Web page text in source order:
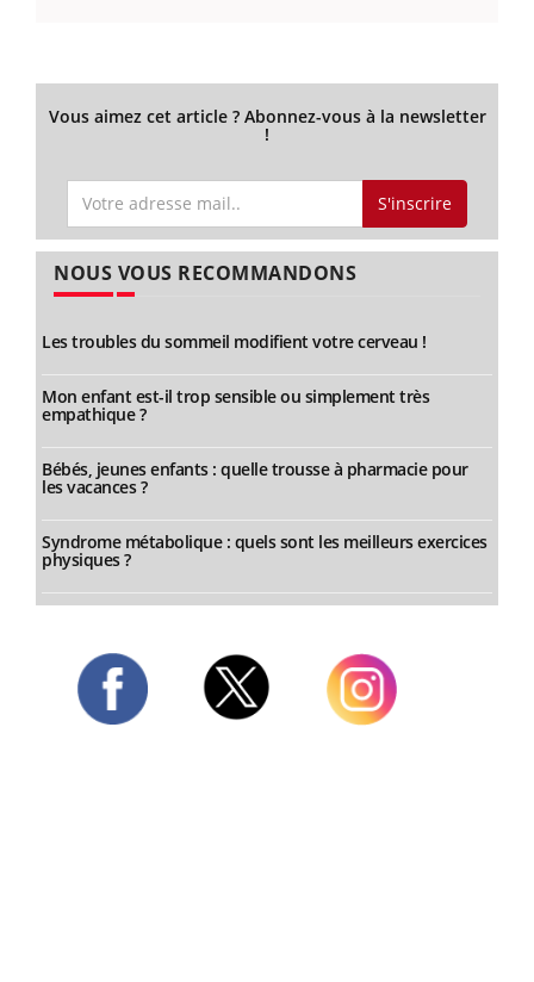
Vous aimez cet article ? Abonnez-vous à la newsletter
!
S'inscrire
NOUS VOUS RECOMMANDONS
Les troubles du sommeil modifient votre cerveau !
Mon enfant est-il trop sensible ou simplement très
empathique ?
Bébés, jeunes enfants : quelle trousse à pharmacie pour
les vacances ?
Syndrome métabolique : quels sont les meilleurs exercices
physiques ?